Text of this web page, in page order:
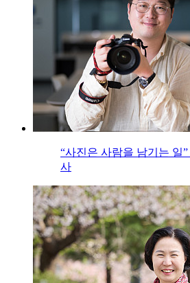
“사진은 사람을 남기는 일
사